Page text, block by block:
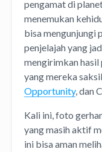
pengamat di
menemukan
bisa
penjelajah yang
mengirimkan hasil
yang mereka
Opportunity, dan
Kali ini, foto
yang masih aktif
ini bisa aman